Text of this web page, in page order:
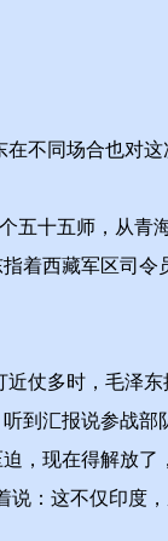
不同场合也对这
十五师，从青
着西藏军区司令
仗多时，毛泽东
到汇报说参战部
，现在得解放了
：这不仅印度